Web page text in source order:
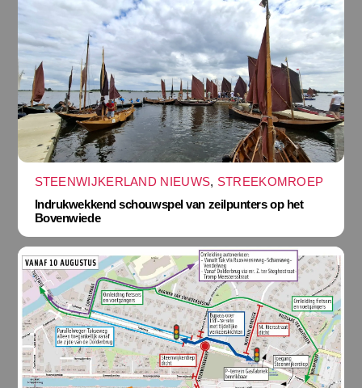
STEENWIJKERLAND NIEUWS, STREEKOMROEP
Indrukwekkend schouwspel van zeilpunters op het
Bovenwiede